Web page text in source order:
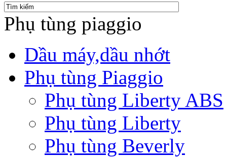
Phụ tùng piaggio
Dầu máy,dầu nhớt
Phụ tùng Piaggio
Phụ tùng Liberty ABS
Phụ tùng Liberty
Phụ tùng Beverly